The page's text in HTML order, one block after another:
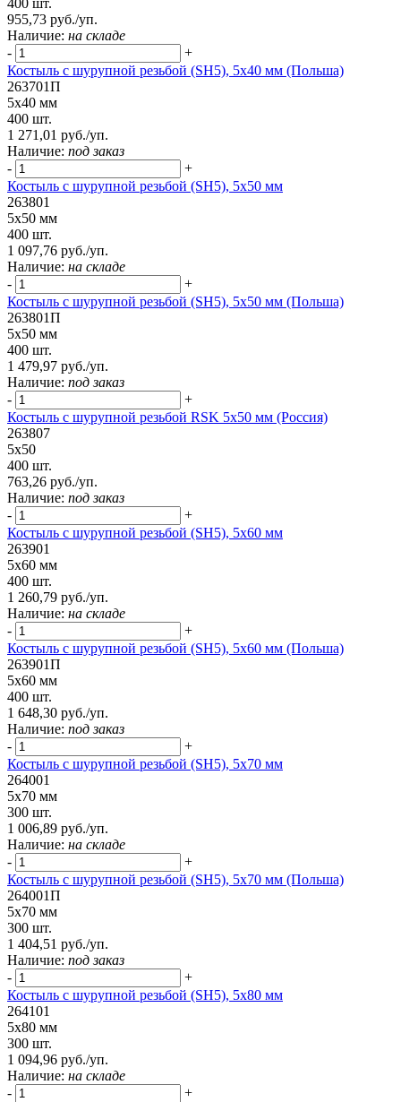
400 шт.
955,73 руб./уп.
Наличие: на складе
-
+
Костыль с шурупной резьбой (SH5), 5х40 мм (Польша)
263701П
5х40 мм
400 шт.
1 271,01 руб./уп.
Наличие: под заказ
-
+
Костыль с шурупной резьбой (SH5), 5х50 мм
263801
5х50 мм
400 шт.
1 097,76 руб./уп.
Наличие: на складе
-
+
Костыль с шурупной резьбой (SH5), 5х50 мм (Польша)
263801П
5х50 мм
400 шт.
1 479,97 руб./уп.
Наличие: под заказ
-
+
Костыль с шурупной резьбой RSK 5х50 мм (Россия)
263807
5х50
400 шт.
763,26 руб./уп.
Наличие: под заказ
-
+
Костыль с шурупной резьбой (SH5), 5х60 мм
263901
5х60 мм
400 шт.
1 260,79 руб./уп.
Наличие: на складе
-
+
Костыль с шурупной резьбой (SH5), 5х60 мм (Польша)
263901П
5х60 мм
400 шт.
1 648,30 руб./уп.
Наличие: под заказ
-
+
Костыль с шурупной резьбой (SH5), 5х70 мм
264001
5х70 мм
300 шт.
1 006,89 руб./уп.
Наличие: на складе
-
+
Костыль с шурупной резьбой (SH5), 5х70 мм (Польша)
264001П
5х70 мм
300 шт.
1 404,51 руб./уп.
Наличие: под заказ
-
+
Костыль с шурупной резьбой (SH5), 5х80 мм
264101
5х80 мм
300 шт.
1 094,96 руб./уп.
Наличие: на складе
-
+